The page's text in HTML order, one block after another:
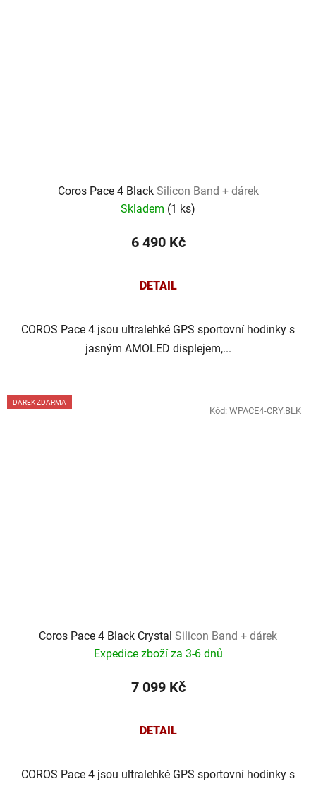
Coros Pace 4 Black Silicon Band + dárek
Skladem (1 ks)
6 490 Kč
DETAIL
COROS Pace 4 jsou ultralehké GPS sportovní hodinky s
jasným AMOLED displejem,...
DÁREK ZDARMA
Coros Pace 4 Black Crystal Silicon Band + dárek
Expedice zboží za 3-6 dnů
7 099 Kč
DETAIL
COROS Pace 4 jsou ultralehké GPS sportovní hodinky s
Kód: WPACE4-CRY.BLK